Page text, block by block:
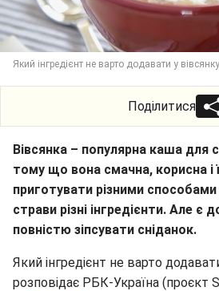
Який інгредієнт не варто додавати у
Поділитися
Вівсянка – популярна каша для
тому що вона смачна, корисна і
приготувати різними
страви різні інгредієнти. Але
повністю зіпсувати сніданок.
Який інгредієнт не варто
розповідає РБК-Україна (проєкт